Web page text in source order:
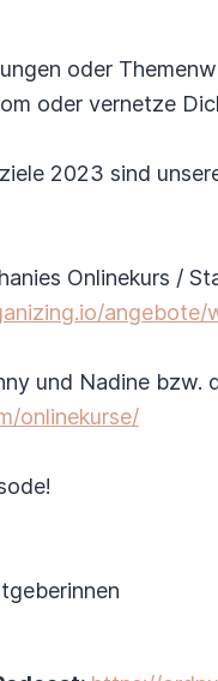
oder
oder vernetze
2023 sind
Onlinekurs /
angebote/
und Nadine
onlinekurse/